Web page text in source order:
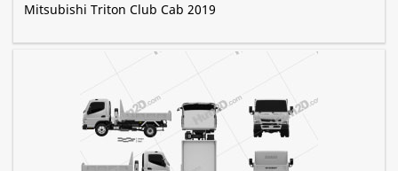
Mitsubishi Triton Club Cab 2019